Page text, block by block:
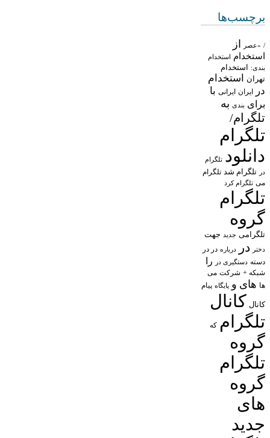
برچسب‌ها
/ «عصر از
استخدام استخدام
بندی: استخدام
تهران
استخدام
در
ایران ایرانی با
برای بندی به
تلگرام/
تلگرام
دانلود تلگرام
در تلگرام شد تلگرام
می تلگرام کرد
تلگرام
گروه
تلگرامی جدید جهت
دختر در درباره در در
دسته دستگیری در را
شبکه + شرکت می
ها های و پایگاه پیام
کانال کانال
تلگرام که
گروه
تلگرام
گروه
های
جدید